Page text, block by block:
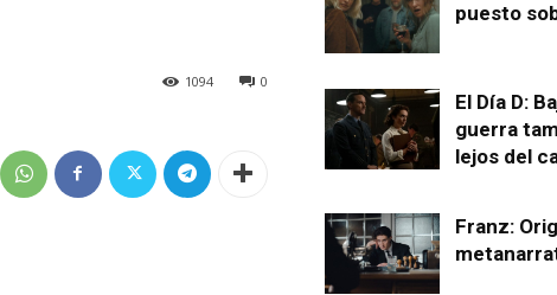
0
1094
puesto
El Día D:
guerra
lejos del
Franz: